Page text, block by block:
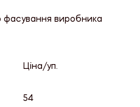
фасування виробника
Ціна/уп.
54